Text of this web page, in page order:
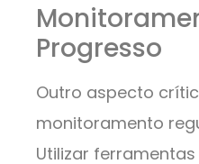
Progresso
Outro aspecto
monitoramento
Utilizar